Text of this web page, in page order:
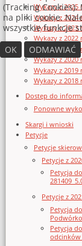
Wykazy z 2025
Wykazy z 2024
Wykazy z 2023
Wykazy z 2022
Wykazy z 2021
Wykazy z 2020
Wykazy z 2019
Wykazy z 2018
Dostęp do
Ponowne
Skargi i wnioski
Petycje
Petycje
Petycje z
Petycja
Petycje z
Petycja
Petycja
odcinków
(Tracking
na pliki cookie.
wszystkie funkcje
OK
ODMAWIAĆ